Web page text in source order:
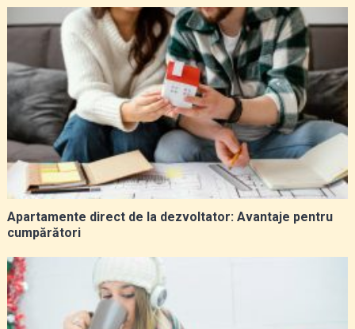
Apartamente direct de la dezvoltator: Avantaje pentru
cumpărători